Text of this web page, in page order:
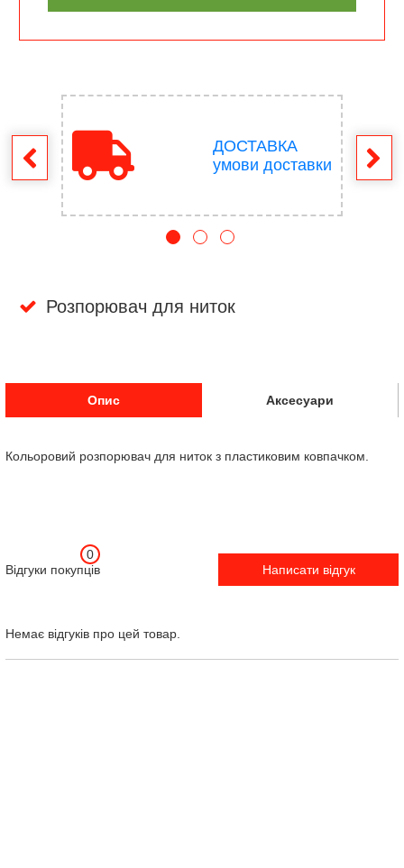
ДОСТАВКА
умови доставки
Розпорювач для ниток
Опис Аксесуари
Кольоровий розпорювач для ниток з пластиковим ковпачком.
Відгуки покупців
0
Написати відгук
Немає відгуків про цей товар.